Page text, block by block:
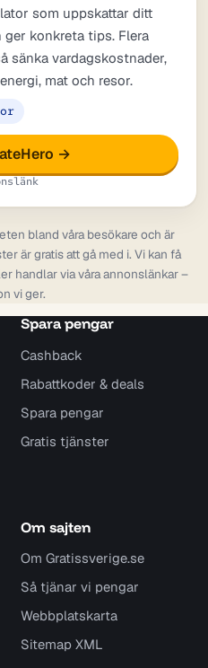
som uppskattar ditt
konkreta tips. Flera
sänka vardagskostnader,
mat och resor.
→
bland våra besökare och är
är gratis att gå med i. Vi kan få
handlar via våra annonslänkar –
vi ger.
Spara pengar
Cashback
Rabattkoder & deals
Spara pengar
Gratis tjänster
Om sajten
Om Gratissverige.se
Så tjänar vi pengar
Webbplatskarta
Sitemap XML